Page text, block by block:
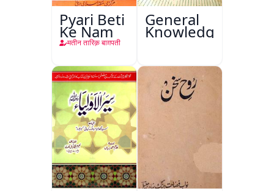
Pyari Beti
Ke Nam
मतीन तारिक़ बाग़पती
General
Knowledge